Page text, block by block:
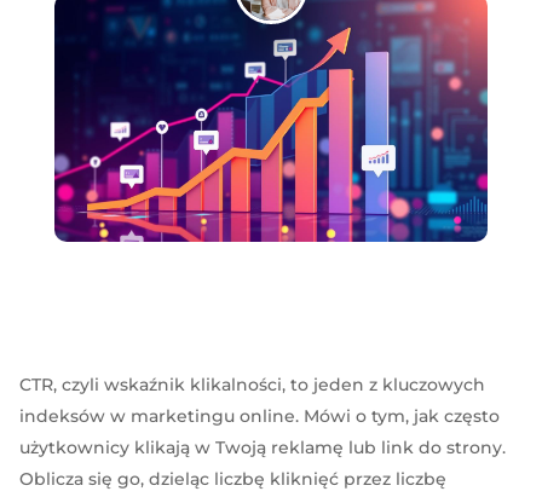
CTR, czyli wskaźnik klikalności, to jeden z kluczowych
indeksów w marketingu online. Mówi o tym, jak często
użytkownicy klikają w Twoją reklamę lub link do strony.
Oblicza się go, dzieląc liczbę kliknięć przez liczbę